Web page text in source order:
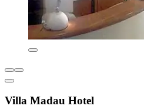
Villa Madau Hotel